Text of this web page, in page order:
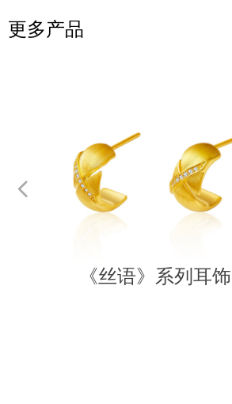
更多产品
《丝语》系列耳饰
넳